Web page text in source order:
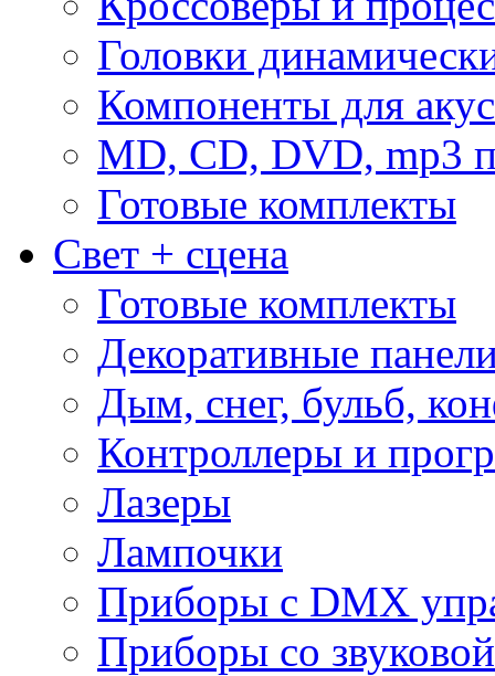
Головки
Компоненты для
MD, CD, DVD, mp3
Готовые комплекты
Свет + сцена
Готовые комплекты
Декоративные
Дым, снег, бульб,
Контроллеры и
Лазеры
Лампочки
Приборы с DMX
Приборы со